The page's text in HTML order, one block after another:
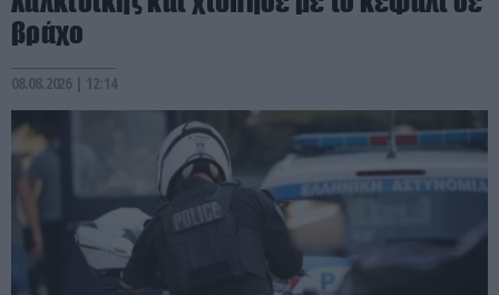
βράχο
08.08.2026 | 12:14